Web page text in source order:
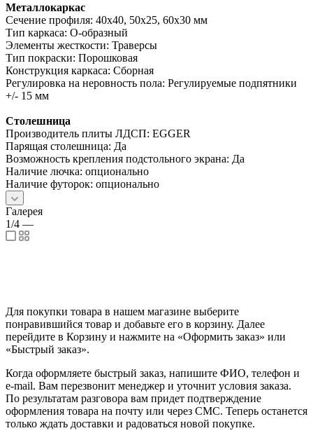
Металлокаркас
Сечение профиля: 40х40, 50х25, 60х30 мм
Тип каркаса: О-образный
Элементы жесткости: Траверсы
Тип покраски: Порошковая
Конструкция каркаса: Сборная
Регулировка на неровность пола: Регулируемые подпятники
+/- 15 мм
Столешница
Производитель плиты ЛДСП: EGGER
Парящая столешница: Да
Возможность крепления подстольного экрана: Да
Наличие лючка: опционально
Наличие футорок: опционально
Галерея
1/4 —
Для покупки товара в нашем магазине выберите
понравившийся товар и добавьте его в корзину. Далее
перейдите в Корзину и нажмите на «Оформить заказ» или
«Быстрый заказ».
Когда оформляете быстрый заказ, напишите ФИО, телефон и
e-mail. Вам перезвонит менеджер и уточнит условия заказа.
По результатам разговора вам придет подтверждение
оформления товара на почту или через СМС. Теперь останется
только ждать доставки и радоваться новой покупке.